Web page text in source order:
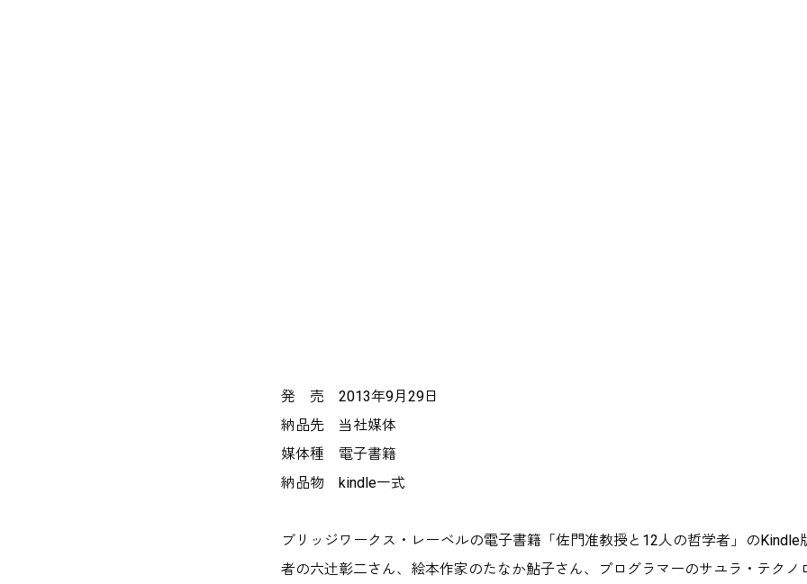
発 売 2013年9月29日
納品先 当社媒体
媒体種 電子書籍
納品物 kindle一式
ブリッジワークス・レーベルの電子書籍「佐門准教授と12人の哲学者」のKindle
者の六辻彰二さん、絵本作家のたなか鮎子さん、プログラマーのサユラ・テクノ